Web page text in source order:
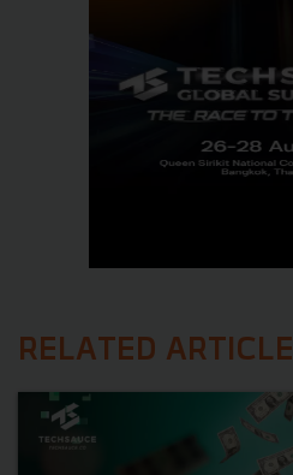
RELATED ARTICLE